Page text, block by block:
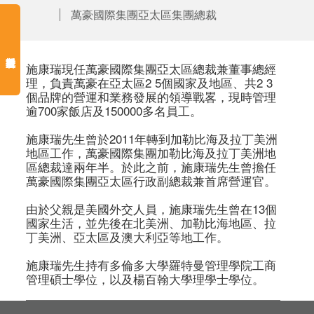
萬豪國際集團亞太區集團總裁
施康瑞現任萬豪國際集團亞太區總裁兼董事總經
理，負責萬豪在亞太區2 5個國家及地區、共2 3
個品牌的營運和業務發展的領導戰畧，現時管理
逾700家飯店及150000多名員工。
施康瑞先生曾於2011年轉到加勒比海及拉丁美洲
地區工作，萬豪國際集團加勒比海及拉丁美洲地
區總裁達兩年半。於此之前，施康瑞先生曾擔任
萬豪國際集團亞太區行政副總裁兼首席營運官。
由於父親是美國外交人員，施康瑞先生曾在13個
國家生活，並先後在北美洲、加勒比海地區、拉
丁美洲、亞太區及澳大利亞等地工作。
施康瑞先生持有多倫多大學羅特曼管理學院工商
管理碩士學位，以及楊百翰大學理學士學位。